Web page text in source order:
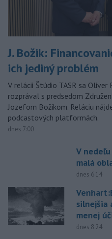
J. Božik:
ich jediný problém
V relácii Štúdio TASR sa
rozprával s predsedom
Jozefom Božikom. Reláciu
podcastových platformách.
dnes 7:00
V
malá
dnes 6:14
silnejšia
menej
dnes 8:24